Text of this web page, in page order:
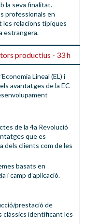
la seva finalitat.
professionals en
les relacions típiques
estrangera.
productius - 33 h
Lineal (EL) i
avantatges de la EC
de la 4a Revolució
que es
dels clients com de les
basats en
i camp d’aplicació.
prestació de
clàssics identificant les